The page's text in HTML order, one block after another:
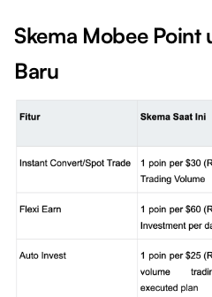
Skema Mobee Point
Baru